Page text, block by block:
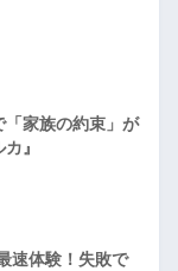
「家族の約束」が
』
速体験！失敗で